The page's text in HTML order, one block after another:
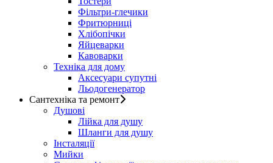
Фільтри-глечики
Фритюрниці
Хлібопічки
Яйцеварки
Кавоварки
Техніка для дому
Аксесуари супутні
Льодогенератор
Сантехніка та ремонт
Душові
Лійка для душу
Шланги для душу
Інсталяції
Мийки